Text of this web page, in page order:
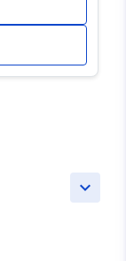
keyboard_arrow_down